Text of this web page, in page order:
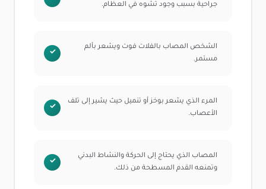
جراحية بسبب وجود تشوه في العظام.
الشخص المصاب بالفلات فوت ويشعر بألم
مستمر.
المرء الذي يشعر بوخز أو تنميل حيث يشير إلى تلف
الأعصاب.
المصاب الذي يحتاج إلى الحركة والنشاط البدني
وتمنعه القدم المسطحة من ذلك.